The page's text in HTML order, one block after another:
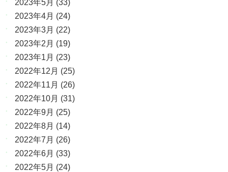
2023年5月 (33)
2023年4月 (24)
2023年3月 (22)
2023年2月 (19)
2023年1月 (23)
2022年12月 (25)
2022年11月 (26)
2022年10月 (31)
2022年9月 (25)
2022年8月 (14)
2022年7月 (26)
2022年6月 (33)
2022年5月 (24)